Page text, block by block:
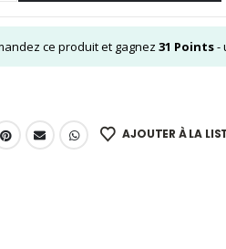
ce produit et gagnez 31 Points-
AJOUTER À LA